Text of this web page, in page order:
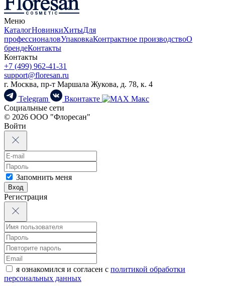
Меню
КаталогНовинкиХитыДля
профессионаловУпаковкаКонтрактное производствоО
брендеКонтакты
Контакты
+7 (499) 962-41-31
support@floresan.ru
г. Москва, пр-т Маршала Жукова, д. 78, к. 4
Telegram
Вконтакте
Макс
Социальные сети
© 2026 ООО "Флоресан"
Войти
Запомнить меня
Вход
Регистрация
я ознакомился и согласен с политикой обработки
персональных данных